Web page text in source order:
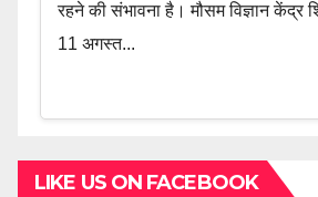
रहने की संभावना है। मौसम विज्ञान केंद्र
11 अगस्त...
LIKE US ON FACEBOOK